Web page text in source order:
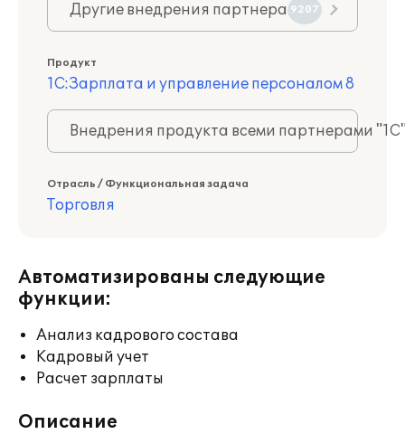
Другие внедрения партнера 9207
Продукт
1С:Зарплата и управление персоналом 8
Внедрения продукта всеми партнерами
Отрасль / Функциональная задача
Торговля
Автоматизированы следующие
функции:
Анализ кадрового состава
Кадровый учет
Расчет зарплаты
Описание